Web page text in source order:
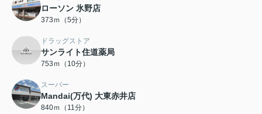
ローソン 氷野店
373ｍ（5分）
ドラッグストア
サンライト住道薬局
753ｍ（10分）
スーパー
Mandai(万代) 大東赤井店
840ｍ（11分）